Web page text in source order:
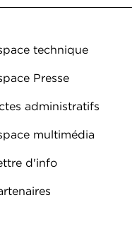
de page
technique
Presse
administratifs
multimédia
d'info